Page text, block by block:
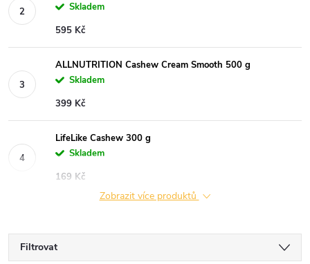
Skladem
595 Kč
ALLNUTRITION Cashew Cream Smooth 500 g
Skladem
399 Kč
LifeLike Cashew 300 g
Skladem
169 Kč
Zobrazit více produktů
Filtrovat